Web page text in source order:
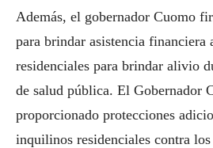
Además, el gobernador Cuomo
para brindar asistencia financiera
residenciales para brindar alivio
de salud pública. El Gobernador
proporcionado protecciones
inquilinos residenciales contra